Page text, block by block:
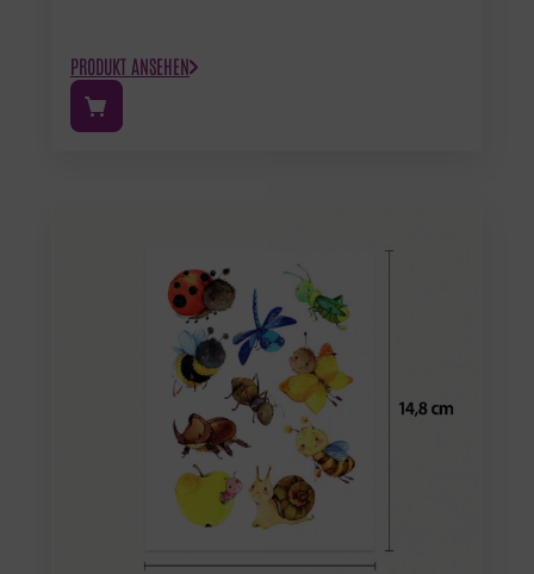
PRODUKT ANSEHEN